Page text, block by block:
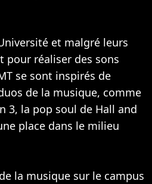
et malgré leurs
pour réaliser des sons
se sont inspirés de
de la musique, comme
3, la pop soul de Hall and
place dans le milieu
la musique sur le campus